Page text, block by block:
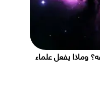
وماذا يفعل علماء